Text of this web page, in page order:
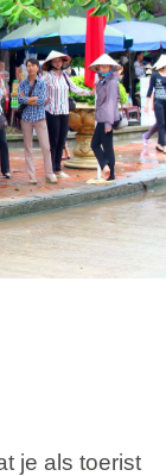
je als toerist